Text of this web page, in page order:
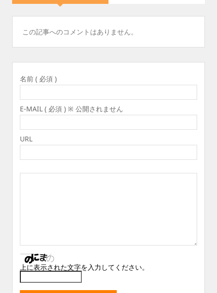
この記事へのコメントはありません。
名前 ( 必須 )
E-MAIL ( 必須 ) ※ 公開されません
URL
上に表示された文字を入力してください。